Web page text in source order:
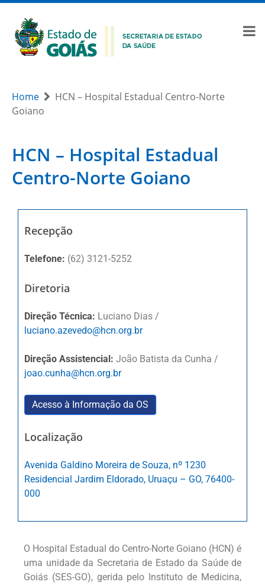
Home
HCN – Hospital Estadual Centro-Norte
Goiano
HCN – Hospital Estadual
Centro-Norte Goiano
Recepção
Telefone: (62) 3121-5252
Diretoria
Direção Técnica: Luciano Dias /
luciano.azevedo@hcn.org.br
Direção Assistencial: João Batista da Cunha /
joao.cunha@hcn.org.br
Acesso à Informação da OS
Localização
Avenida Galdino Moreira de Souza, nº 1230
Residencial Jardim Eldorado, Uruaçu – GO, 76400-
000
O Hospital Estadual do Centro-Norte Goiano (HCN) é
uma unidade da Secretaria de Estado da Saúde de
Goiás (SES-GO), gerida pelo Instituto de Medicina,